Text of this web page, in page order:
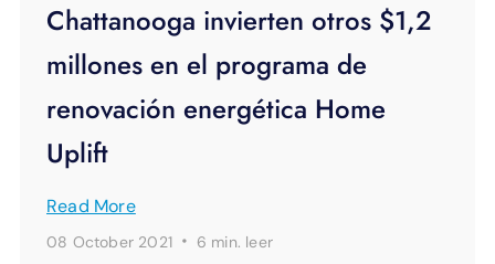
Chattanooga invierten otros $1,2
millones en el programa de
renovación energética Home
Uplift
Read More
08 October 2021 · 6 min. leer